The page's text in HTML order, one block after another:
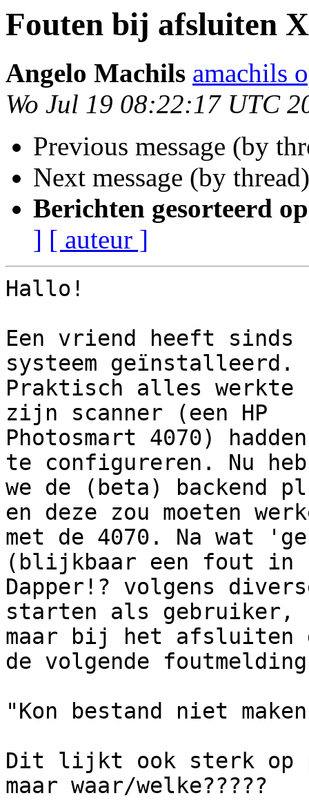
Fouten bij afsluiten
Angelo Machils amachils
Wo Jul 19 08:22:17 UTC
Previous message (by
Next message (by
Berichten gesorteerd
] [ auteur ]
Hallo!
Een vriend heeft
systeem geïnstalleerd.
Praktisch alles werkte
zijn scanner (een HP
Photosmart 4070)
te configureren. Nu
we de (beta) backend
en deze zou moeten
met de 4070. Na wat
(blijkbaar een fout in
Dapper!? volgens
starten als gebruiker,
maar bij het afsluiten
de volgende
"Kon bestand niet
Dit lijkt ook sterk op
maar waar/welke?????